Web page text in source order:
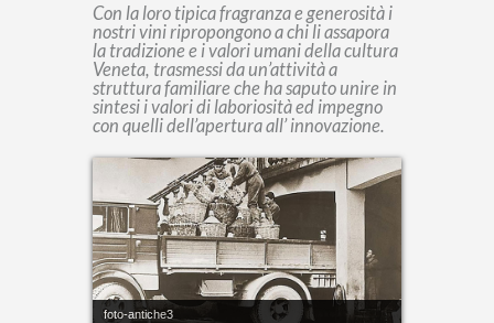
Con la loro tipica fragranza e generosità i
nostri vini ripropongono a chi li assapora
la tradizione e i valori umani della cultura
Veneta, trasmessi da un’attività a
struttura familiare che ha saputo unire in
sintesi i valori di laboriosità ed impegno
con quelli dell’apertura all’ innovazione.
foto-antiche4